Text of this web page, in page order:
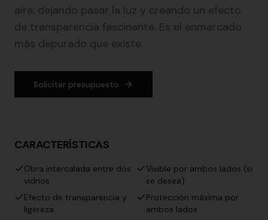
aire, dejando pasar la luz y creando un efecto
de transparencia fascinante. Es el enmarcado
más depurado que existe.
Solicitar presupuesto
CARACTERÍSTICAS
Obra intercalada entre dos
vidrios
Visible por ambos lados (si
se desea)
Efecto de transparencia y
ligereza
Protección máxima por
ambos lados